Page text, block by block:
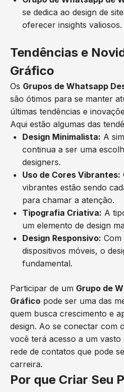
se dedica ao design de
oferecer insights valiosos.
Tendências e
Gráfico
Os Grupos de Whatsapp
são ótimos para se manter
últimas tendências e
Aqui estão algumas das
Design Minimalista: A
continua a ser uma
designers.
Uso de Cores Vibrantes:
vibrantes estão sendo
para chamar a atenção.
Tipografia Criativa: A
um elemento de design
Design Responsivo: Com
dispositivos móveis, o
fundamental.
Participar de um Grupo de
Gráfico pode ser uma das
quem busca crescimento e
design. Ao se conectar com
você terá acesso a um
rede de contatos que pode
carreira.
Por que Criar Seu